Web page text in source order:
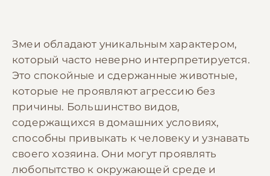
Змеи обладают уникальным характером,
который часто неверно интерпретируется.
Это спокойные и сдержанные животные,
которые не проявляют агрессию без
причины. Большинство видов,
содержащихся в домашних условиях,
способны привыкать к человеку и узнавать
своего хозяина. Они могут проявлять
любопытство к окружающей среде и